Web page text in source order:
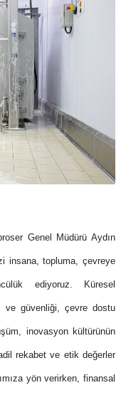
Genel Müdürü Aydın
insana, topluma, çevreye
ediyoruz. Küresel
ve güvenliği, çevre dostu
inovasyon kültürünün
rekabet ve etik değerler
yön verirken, finansal